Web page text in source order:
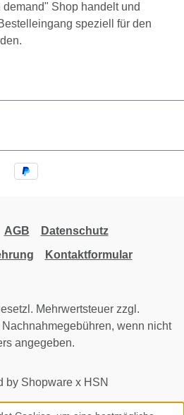
Shop handelt und
speziell für den
AGB
Datenschutz
Kontaktformular
Mehrwertsteuer zzgl.
Nachnahmegebühren, wenn nicht
angegeben.
by Shopware x HSN